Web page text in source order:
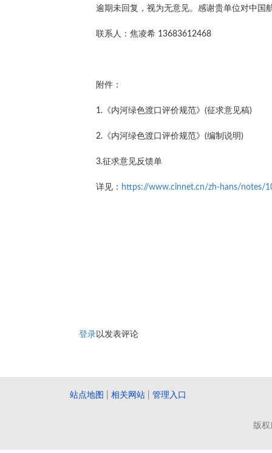
逾期未回复，视为无意见。感谢贵单位对中国
联系人：焦凌希 13683612468
附件：
1.《内河绿色渡口评价规范》(征求意见稿)
2.《内河绿色渡口评价规范》(编制说明)
3.征求意见反馈单
详见： https://www.cinnet.cn/zh-hans/notes/
登录以发表评论
站点地图 相关网站 管理入口
版